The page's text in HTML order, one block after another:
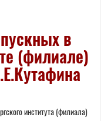
в
(филиале)
института (филиала)